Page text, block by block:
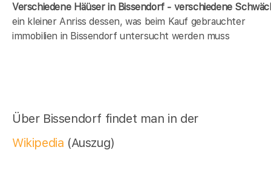
Verschiedene Häüser in Bissendorf - verschiedene
ein kleiner Anriss dessen, was beim Kauf gebrauchter
immobilien in Bissendorf untersucht werden muss
Über Bissendorf findet man in der
Wikipedia (Auszug)